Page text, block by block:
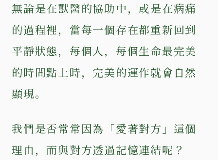
無論是在獸醫的協助中，或是在病痛
的過程裡，當每一個存在都重新回到
平靜狀態，每個人，每個生命最完美
的時間點上時，完美的運作就會自然
顯現。
我們是否常常因為「愛著對方」這個
理由，而與對方透過記憶連結呢？